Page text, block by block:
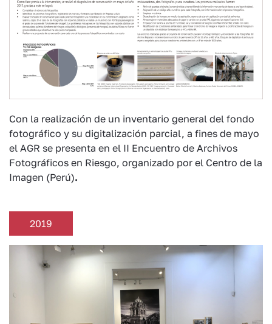
Con la realización de un inventario general del fondo
fotográfico y su digitalización parcial, a fines de mayo
el AGR se presenta en el II Encuentro de Archivos
Fotográficos en Riesgo, organizado por el Centro de la
Imagen (Perú).
2019